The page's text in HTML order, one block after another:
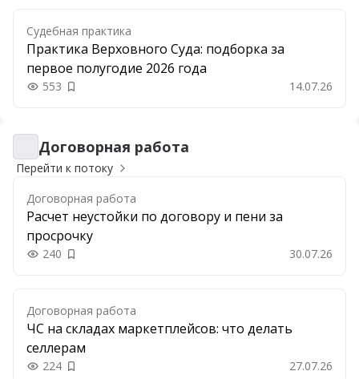
Судебная практика
Практика Верховного Суда: подборка за
первое полугодие 2026 года
553 Добавить в закладки 14.07.26
Договорная работа
Договорная работа
Перейти к потоку
Договорная работа
Расчет неустойки по договору и пени за
просрочку
240 Добавить в закладки 30.07.26
Договорная работа
ЧС на складах маркетплейсов: что делать
селлерам
224 Добавить в закладки 27.07.26